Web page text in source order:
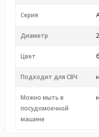
Серия
Диаметр
Цвет
Подходит для СВЧ
Можно мыть в
посудомоечной
машине